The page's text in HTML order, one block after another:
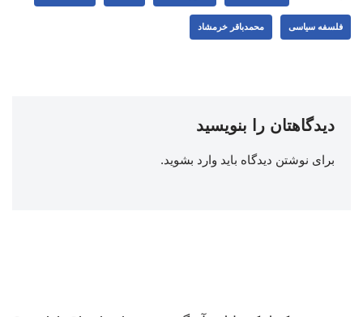
فلسفه سیاسی محمدباقر خرمشاد
دیدگاهتان را بنویسید
برای نوشتن دیدگاه باید وارد بشوید.